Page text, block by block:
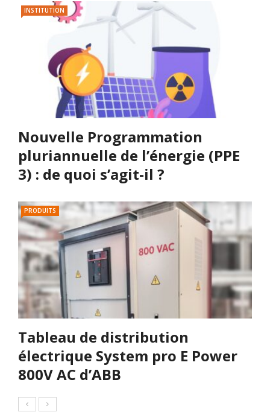
INSTITUTION
Nouvelle Programmation
pluriannuelle de l’énergie (PPE
3) : de quoi s’agit-il ?
PRODUITS
Tableau de distribution
électrique System pro E Power
800V AC d’ABB